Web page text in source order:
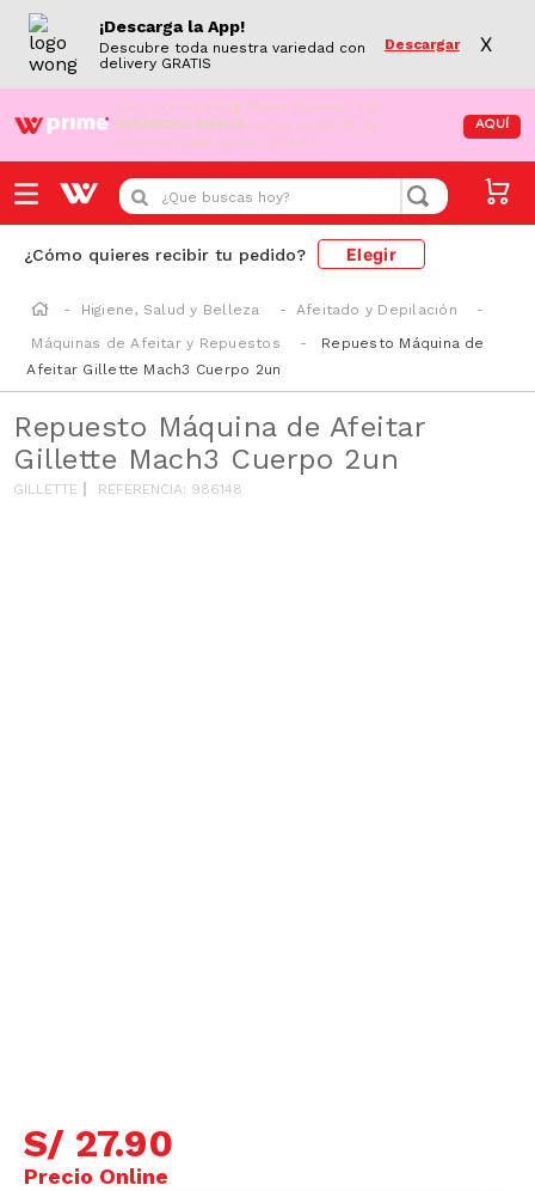
¡Descarga la App!
Descubre toda nuestra variedad con
delivery GRATIS
Descargar X
¡Aún no eres Wong Prime! Aprovecha el
DESPACHO GRATIS en tus compras de
supermercado desde S/79.90
AQUÍ
¿Que buscas hoy?
¿Cómo quieres recibir tu pedido? Elegir
Higiene, Salud y Belleza
Afeitado y Depilación
Máquinas de Afeitar y Repuestos
Repuesto Máquina de
Afeitar Gillette Mach3 Cuerpo 2un
Repuesto Máquina de Afeitar
Gillette Mach3 Cuerpo 2un
GILLETTE REFERENCIA: 986148
S/ 27.90